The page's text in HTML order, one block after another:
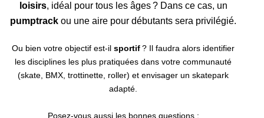
loisirs, idéal pour tous les âges ? Dans ce cas, un
pumptrack ou une aire pour débutants sera privilégié.
Ou bien votre objectif est-il sportif? Il faudra alors identifier
les disciplines les plus pratiquées dans votre communauté
(skate, BMX, trottinette, roller) et envisager un skatepark
adapté.
Posez-vous aussi les bonnes questions :